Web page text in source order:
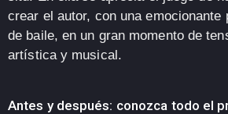
crear el autor, con una emocionante
de baile, en un gran momento de
artística y musical.
Antes y después: conozca todo el